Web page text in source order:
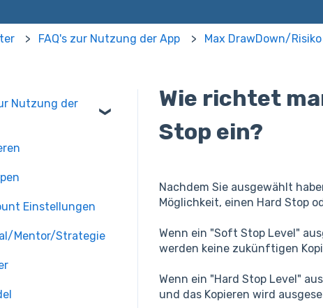
FAQ's zur Nutzung der App Max DrawDown/Risiko
Wie richtet
Stop ein?
Nachdem Sie ausgewählt
Möglichkeit, einen Hard Stop
Wenn ein "Soft Stop Level"
werden keine zukünftigen
Wenn ein "Hard Stop Level"
und das Kopieren wird
Nutzung der
Einstellungen
Mentor/Strategie